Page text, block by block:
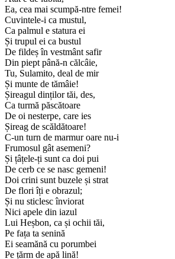
Ea, cea mai scumpă-ntre femei!
Cuvintele-i ca mustul,
Ca palmul e statura ei
Și trupul ei ca bustul
De fildeș în vestmânt safir
Din piept până-n călcâie,
Tu, Sulamito, deal de mir
Și munte de tămâie!
Șireagul dinților tăi, des,
Ca turmă păscătoare
De oi nesterpe, care ies
Șireag de scăldătoare!
C-un turn de marmur oare nu-i
Frumosul gât asemeni?
Și țâțele-ți sunt ca doi pui
De cerb ce se nasc gemeni!
Doi crini sunt buzele și strat
De flori îți e obrazul;
Și nu sticlesc înviorat
Nici apele din iazul
Lui Heșbon, ca și ochii tăi,
Pe fața ta senină
Ei seamănă cu porumbei
Pe țărm de apă lină!